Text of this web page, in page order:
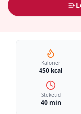
Kalorier
450 kcal
Steketid
40 min